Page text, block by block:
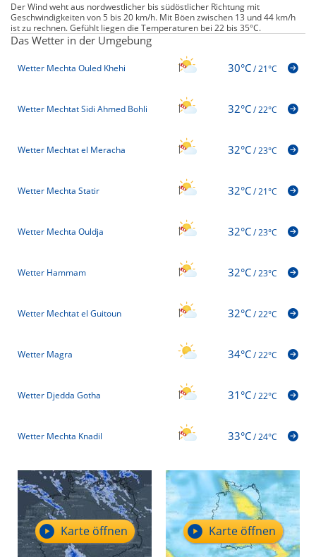
Der Wind weht aus nordwestlicher bis südöstlicher Richtung mit
Geschwindigkeiten von 5 bis 20 km/h. Mit Böen zwischen 13 und 44 km/h
ist zu rechnen. Gefühlt liegen die Temperaturen bei 22 bis 35°C.
Das Wetter in der Umgebung
Wetter Mechta Ouled Khehi 30°C/21°C
Wetter Mechtat Sidi Ahmed Bohli 32°C/22°C
Wetter Mechtat el Meracha 32°C/23°C
Wetter Mechta Statir 32°C/21°C
Wetter Mechta Ouldja 32°C/23°C
Wetter Hammam 32°C/23°C
Wetter Mechtat el Guitoun 32°C/22°C
Wetter Magra 34°C/22°C
Wetter Djedda Gotha 31°C/22°C
Wetter Mechta Knadil 33°C/24°C
Karte öffnen Karte öffnen